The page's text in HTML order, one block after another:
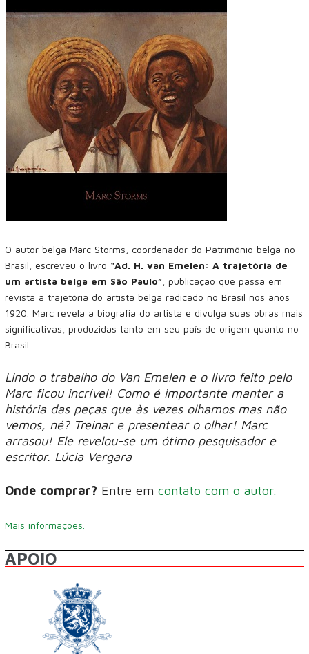
O autor belga Marc Storms, coordenador do Patrimônio belga no
Brasil, escreveu o livro “Ad. H. van Emelen: A trajetória de
um artista belga em São Paulo” , publicação que passa em
revista a trajetória do artista belga radicado no Brasil nos anos
1920. Marc revela a biografia do artista e divulga suas obras mais
significativas, produzidas tanto em seu país de origem quanto no
Brasil.
Lindo o trabalho do Van Emelen e o livro feito pelo
Marc ficou incrível! Como é importante manter a
história das peças que às vezes olhamos mas não
vemos, né? Treinar e presentear o olhar! Marc
arrasou! Ele revelou-se um ótimo pesquisador e
escritor. Lúcia Vergara
Onde comprar? Entre em contato com o autor.
Mais informações.
APOIO